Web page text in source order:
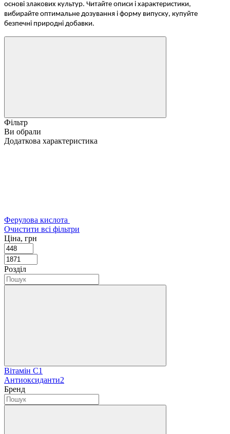
основі злакових культур. Читайте описи і характеристики,
вибирайте оптимальне дозування і форму випуску, купуйте
безпечні природні добавки.
Фільтр
Ви обрали
Додаткова характеристика
Ферулова кислота
Очистити всі фільтри
Ціна, грн
Розділ
Вітамін C1
Антиоксиданти2
Бренд